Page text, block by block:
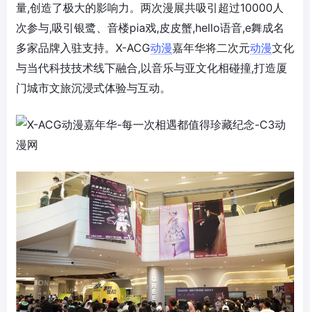
量,创造了极大的影响力。两次漫展共吸引超过10000人
次参与,吸引银鹭、音楼pia戏,皮皮蟹,hello语音,e舞成名
多家品牌入驻支持。X-ACG动漫嘉年华将二次元动漫文化
与当代科技技术线下融合,以音乐与亚文化相碰撞,打造厦
门城市文旅沉浸式体验与互动。